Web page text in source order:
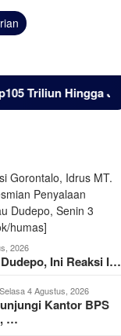
Hingga Juni 2026
2026
Ini Reaksi I…
Selasa 4 Agustus, 2026
Kantor BPS
…